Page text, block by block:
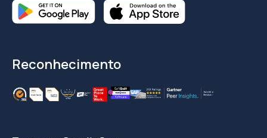
Reconhecimento